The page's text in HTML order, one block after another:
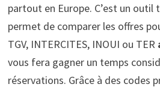
partout en Europe. C’est un outil
permet de comparer les offres
TGV, INTERCITES, INOUI ou TER
vous fera gagner un temps
réservations. Grâce à des codes